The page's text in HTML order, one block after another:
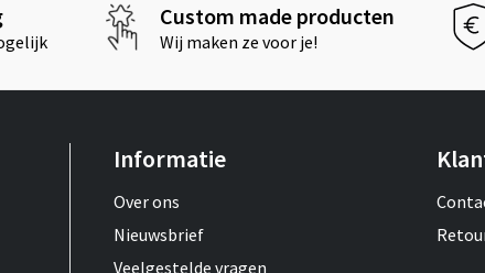
Custom made producten
Wij maken ze voor je!
Informatie
Over ons
Nieuwsbrief
Veelgestelde vragen